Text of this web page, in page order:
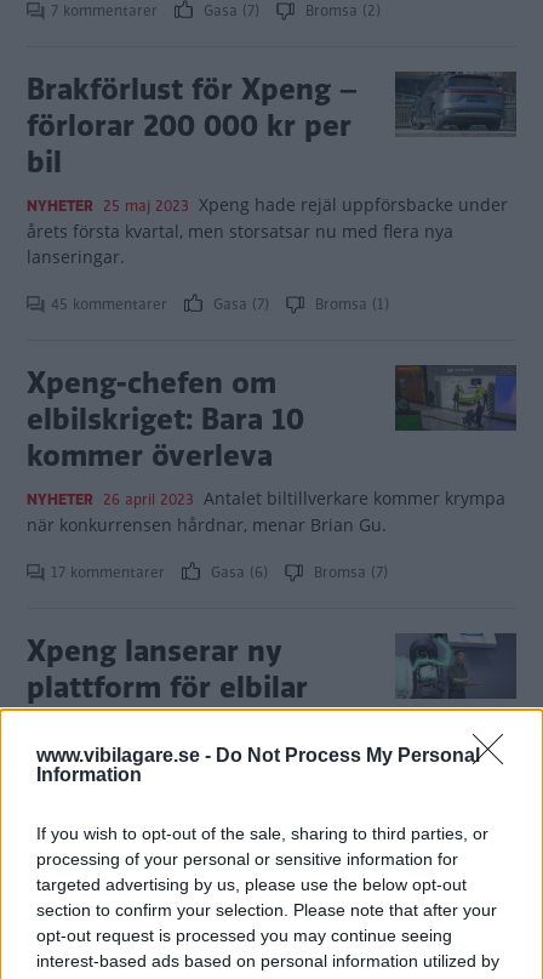
www.vibilagare.se - Do Not Process My Personal
Information
If you wish to opt-out of the sale, sharing to third parties, or
processing of your personal or sensitive information for
targeted advertising by us, please use the below opt-out
section to confirm your selection. Please note that after your
opt-out request is processed you may continue seeing
interest-based ads based on personal information utilized by
7 kommentarer Gasa (7) Bromsa (2)
Brakförlust för Xpeng –
förlorar 200 000 kr per
bil
NYHETER 25 maj 2023 Xpeng hade rejäl uppförsbacke under
årets första kvartal, men storsatsar nu med flera nya
lanseringar.
45 kommentarer Gasa (7) Bromsa (1)
Xpeng-chefen om
elbilskriget: Bara 10
kommer överleva
NYHETER 26 april 2023 Antalet biltillverkare kommer krympa
när konkurrensen hårdnar, menar Brian Gu.
17 kommentarer Gasa (6) Bromsa (7)
Xpeng lanserar ny
plattform för elbilar
integrerade batteripaket är några av nyheterna som Xpeng
presenterade i helgen.
7 kommentarer Gasa (3) Bromsa
Första intrycket av
Xpeng G9 och P7: